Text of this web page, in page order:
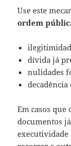
Use este
ordem
dívida já
nulidades
Em casos que
documentos
executividade